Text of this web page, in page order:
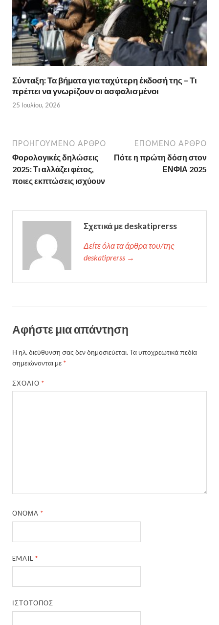
Σύνταξη: Τα βήματα για ταχύτερη έκδοσή της – Τι
πρέπει να γνωρίζουν οι ασφαλισμένοι
25 Ιουλίου, 2026
ΠΡΟΗΓΟΎΜΕΝΟ ΆΡΘΡΟ
Φορολογικές δηλώσεις
2025: Τι αλλάζει φέτος,
ποιες εκπτώσεις ισχύουν
ΕΠΌΜΕΝΟ ΆΡΘΡΟ
Πότε η πρώτη δόση στον
ΕΝΦΙΑ 2025
Σχετικά με deskatiprerss
Δείτε όλα τα άρθρα του/της
deskatiprerss →
Αφήστε μια απάντηση
Η ηλ. διεύθυνση σας δεν δημοσιεύεται.Τα υποχρεωτικά πεδία
σημειώνονται με *
ΣΧΌΛΙΟ*
ΌΝΟΜΑ*
EMAIL*
ΙΣΤΌΤΟΠΟΣ